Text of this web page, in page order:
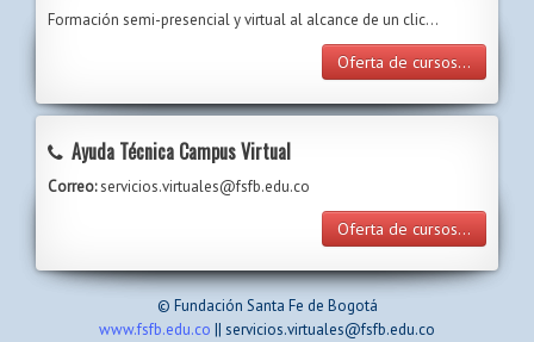
Formación semi-presencial y virtual al alcance de un clic…
Oferta de cursos...
Ayuda Técnica Campus Virtual
Correo:servicios.virtuales@fsfb.edu.co
Oferta de cursos...
© Fundación Santa Fe de Bogotá
www.fsfb.edu.co || servicios.virtuales@fsfb.edu.co